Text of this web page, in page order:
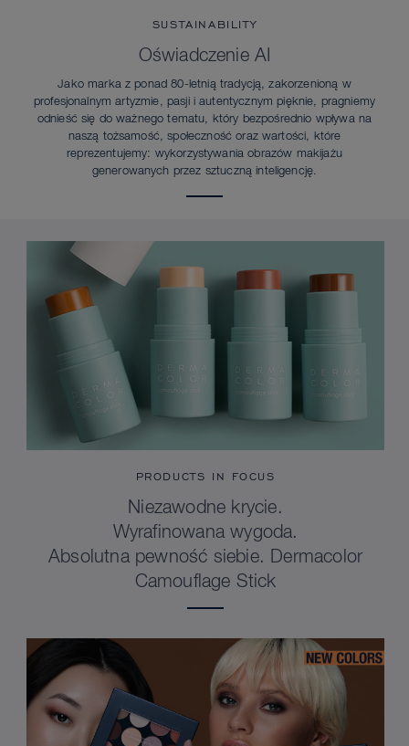
SUSTAINABILITY
Oświadczenie AI
Jako marka z ponad 80-letnią tradycją, zakorzenioną w
profesjonalnym artyzmie, pasji i autentycznym pięknie, pragniemy
odnieść się do ważnego tematu, który bezpośrednio wpływa na
naszą tożsamość, społeczność oraz wartości, które
reprezentujemy: wykorzystywania obrazów makijażu
generowanych przez sztuczną inteligencję.
PRODUCTS IN FOCUS
Niezawodne krycie.
Wyrafinowana wygoda.
Absolutna pewność siebie. Dermacolor
Camouflage Stick